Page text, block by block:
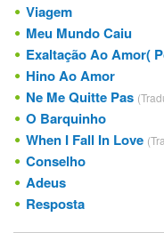
Viagem
Meu Mundo Caiu
Exaltação Ao Amor(
Hino Ao Amor
Ne Me Quitte Pas
O Barquinho
When I Fall In Love
Conselho
Adeus
Resposta